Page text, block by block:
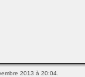
2013 à 20:04.